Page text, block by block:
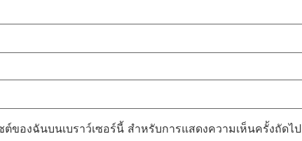
ของฉันบนเบราว์เซอร์นี้ สำหรับการแสดงความเห็นครั้งถัดไป